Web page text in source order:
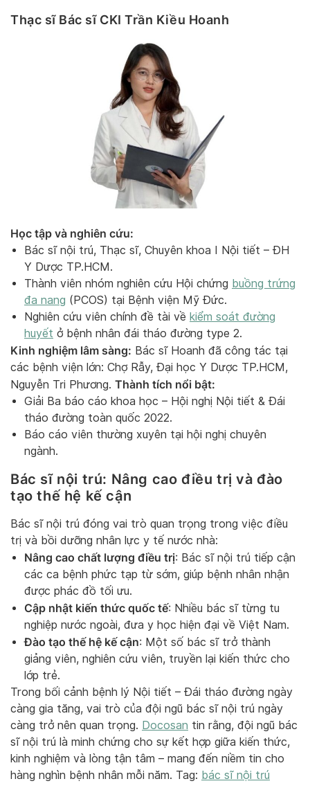
Thạc sĩ Bác sĩ CKI Trần Kiều Hoanh
Học tập và nghiên cứu:
Bác sĩ nội trú, Thạc sĩ, Chuyên khoa I Nội tiết – ĐH
Y Dược TP.HCM.
Thành viên nhóm nghiên cứu Hội chứng buồng trứng
đa nang (PCOS) tại Bệnh viện Mỹ Đức.
Nghiên cứu viên chính đề tài về kiểm soát đường
huyết ở bệnh nhân đái tháo đường type 2.
Kinh nghiệm lâm sàng: Bác sĩ Hoanh đã công tác tại
các bệnh viện lớn: Chợ Rẫy, Đại học Y Dược TP.HCM,
Nguyễn Tri Phương. Thành tích nổi bật:
Giải Ba báo cáo khoa học – Hội nghị Nội tiết & Đái
tháo đường toàn quốc 2022.
Báo cáo viên thường xuyên tại hội nghị chuyên
ngành.
Bác sĩ nội trú: Nâng cao điều trị và đào
tạo thế hệ kế cận
Bác sĩ nội trú đóng vai trò quan trọng trong việc điều
trị và bồi dưỡng nhân lực y tế nước nhà:
Nâng cao chất lượng điều trị: Bác sĩ nội trú tiếp cận
các ca bệnh phức tạp từ sớm, giúp bệnh nhân nhận
được phác đồ tối ưu.
Cập nhật kiến thức quốc tế: Nhiều bác sĩ từng tu
nghiệp nước ngoài, đưa y học hiện đại về Việt Nam.
Đào tạo thế hệ kế cận: Một số bác sĩ trở thành
giảng viên, nghiên cứu viên, truyền lại kiến thức cho
lớp trẻ.
Trong bối cảnh bệnh lý Nội tiết – Đái tháo đường ngày
càng gia tăng, vai trò của đội ngũ bác sĩ nội trú ngày
càng trở nên quan trọng. Docosan tin rằng, đội ngũ bác
sĩ nội trú là minh chứng cho sự kết hợp giữa kiến thức,
kinh nghiệm và lòng tận tâm – mang đến niềm tin cho
hàng nghìn bệnh nhân mỗi năm. Tag: bác sĩ nội trú